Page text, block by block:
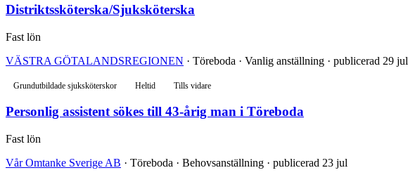
Distriktssköterska/Sjuksköterska
Fast lön
VÄSTRA GÖTALANDSREGIONEN · Töreboda · Vanlig anställning · publicerad 29 jul
Grundutbildade sjuksköterskor Heltid Tills vidare
Personlig assistent sökes till 43-årig man i Töreboda
Fast lön
Vår Omtanke Sverige AB · Töreboda · Behovsanställning · publicerad 23 jul